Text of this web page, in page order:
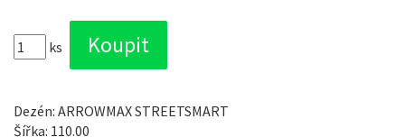
ks
Dezén: ARROWMAX STREETSMART
Šířka: 110.00